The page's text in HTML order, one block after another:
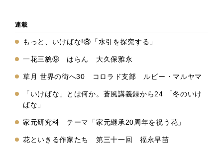
連載
もっと、いけばな!⑧「水引を探究する」
一花三貌⑨ はらん 大久保雅永
草月 世界の街へ30 コロラド支部 ルビー・マルヤマ
「いけばな」とは何か。蒼風講義録から24 「冬のいけ
ばな」
家元研究科 テーマ「家元継承20周年を祝う花」
花といきる作家たち 第三十一回 福永早苗